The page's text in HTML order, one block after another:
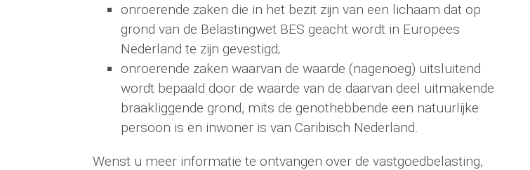
onroerende zaken die in het bezit zijn van een lichaam dat op
grond van de Belastingwet BES geacht wordt in Europees
Nederland te zijn gevestigd;
onroerende zaken waarvan de waarde (nagenoeg) uitsluitend
wordt bepaald door de waarde van de daarvan deel uitmakende
braakliggende grond, mits de genothebbende een natuurlijke
persoon is en inwoner is van Caribisch Nederland.
Wenst u meer informatie te ontvangen over de vastgoedbelasting,